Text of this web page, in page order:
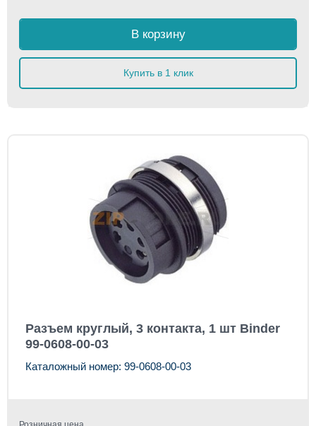
В корзину
Купить в 1 клик
Разъем круглый, 3 контакта, 1 шт Binder
99-0608-00-03
Каталожный номер: 99-0608-00-03